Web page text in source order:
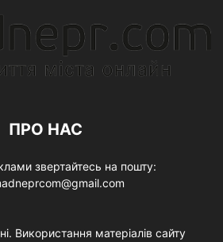
ПРО НАС
звертайтесь на пошту:
Використання матеріалів сайту